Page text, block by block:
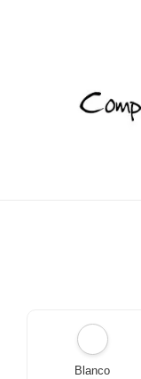
Blanco